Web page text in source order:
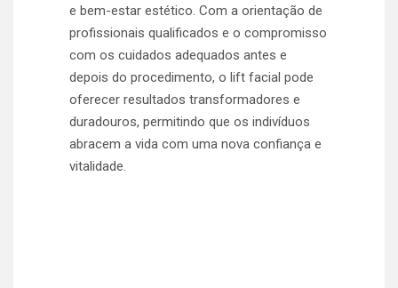
e bem-estar estético. Com a orientação de
profissionais qualificados e o compromisso
com os cuidados adequados antes e
depois do procedimento, o lift facial pode
oferecer resultados transformadores e
duradouros, permitindo que os indivíduos
abracem a vida com uma nova confiança e
vitalidade.